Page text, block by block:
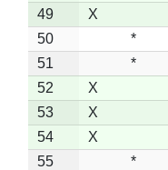
49
X
50
*
51
*
52
X
53
X
54
X
55
*